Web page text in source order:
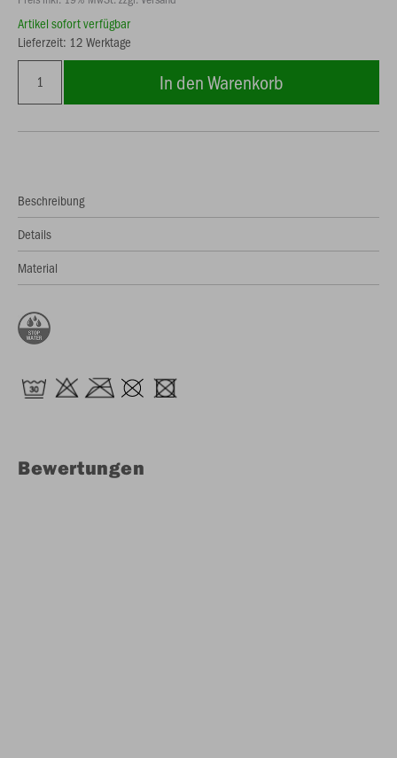
Artikel sofort verfügbar
Lieferzeit: 12 Werktage
In den Warenkorb
Beschreibung
Details
Material
Bewertungen